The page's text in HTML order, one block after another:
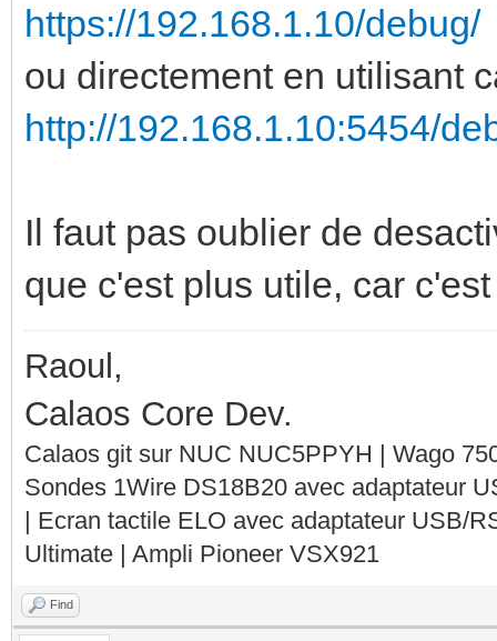
https://192.168.1.10/debug/
ou directement en utilisant
http://192.168.1.10:5454/
Il faut pas oublier de
que c'est plus utile, car
Raoul,
Calaos Core Dev.
Calaos git sur NUC NUC5PPYH | Wago
Sondes 1Wire DS18B20 avec adaptateur
| Ecran tactile ELO avec adaptateur USB/
Ultimate | Ampli Pioneer VSX921
Find